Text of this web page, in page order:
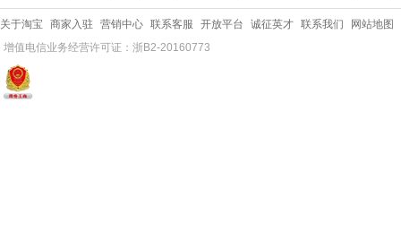
关于淘宝 商家入驻 营销中心 联系客服 开放平台 诚征英才 联系我们
网站地图
增值电信业务经营许可证：浙B2-20160773